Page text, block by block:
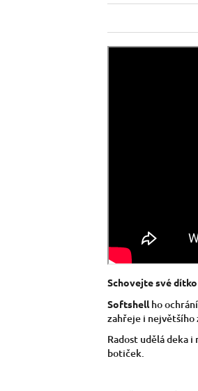
Schovejte své
Softshellho
zahřeje i největšího
Radost udělá deka
botiček.